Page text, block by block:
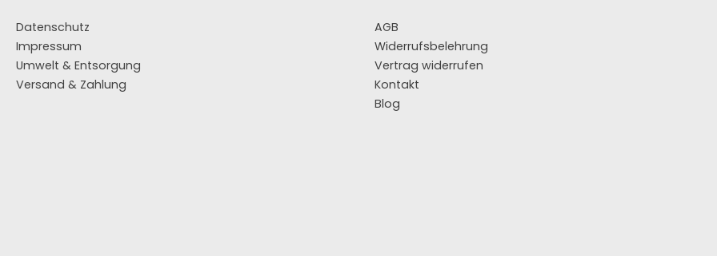
Datenschutz
Impressum
Umwelt & Entsorgung
Versand & Zahlung
AGB
Widerrufsbelehrung
Vertrag widerrufen
Kontakt
Blog